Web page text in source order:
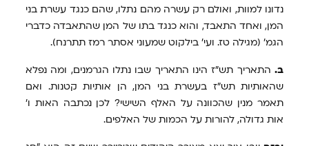
נדונו למוות, ואולם רק עשרה מהם נתלו, שהם כנגד עשרת בני
המן, ואחד התאבד, והוא כנגד בתו של המן שהתאבדה כדברי
הגמ' (מגילה טז. ועי' בילקוט שמעוני אסתר רמז תתרנח).
ב. התאריך תש"ז הינו התאריך שבו נתלו הגרמנים, ומה נפלא
שהאותיות תש"ז בעשרת בני המן, הן אותיות קטנות. ואם
תאמר מנין שהכוונה על האלף השישי? לכן נכתבה האות ו'
אות גדולה, להורות על הכמות של האלפים.